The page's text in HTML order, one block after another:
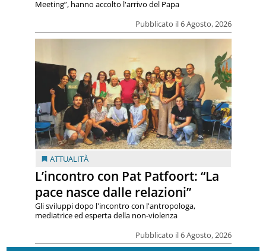
Pubblicato il 6 Agosto, 2026
Meeting”, hanno accolto l'arrivo del Papa
ATTUALITÀ
L’incontro con Pat Patfoort: “La
pace nasce dalle relazioni”
Pubblicato il 6 Agosto, 2026
Gli sviluppi dopo l'incontro con l'antropologa,
mediatrice ed esperta della non-violenza